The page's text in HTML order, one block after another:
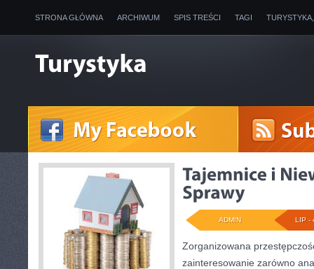
STRONA GŁÓWNA ARCHIWUM SPIS TREŚCI TAGI
LIP -
ADMIN
Zorganizowana
zainteresowanie zarówno